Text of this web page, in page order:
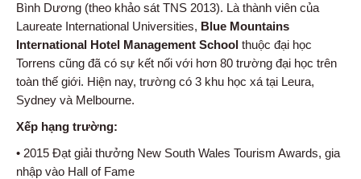
Bình Dương (theo khảo sát TNS 2013). Là thành viên của
Laureate International Universities, Blue Mountains
International Hotel Management School thuộc đại học
Torrens cũng đã có sự kết nối với hơn 80 trường đại học trên
toàn thế giới. Hiện nay, trường có 3 khu học xá tại Leura,
Sydney và Melbourne.
Xếp hạng trường:
• 2015 Đạt giải thưởng New South Wales Tourism Awards, gia
nhập vào Hall of Fame